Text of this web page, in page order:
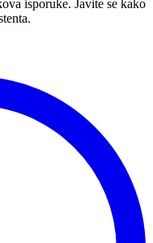
isporuke. Javite se kako